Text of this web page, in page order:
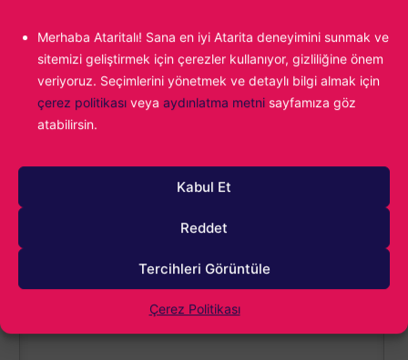
Merhaba Ataritalı! Sana en iyi Atarita deneyimini sunmak ve
sitemizi geliştirmek için çerezler kullanıyor, gizliliğine önem
veriyoruz. Seçimlerini yönetmek ve detaylı bilgi almak için
çerez politikası veya aydınlatma metni sayfamıza göz
atabilirsin.
Kabul Et
Reddet
Tercihleri Görüntüle
Çerez Politikası
kez Age of Empires II oynayan çocuğun
tutkusunu taşıyorum.